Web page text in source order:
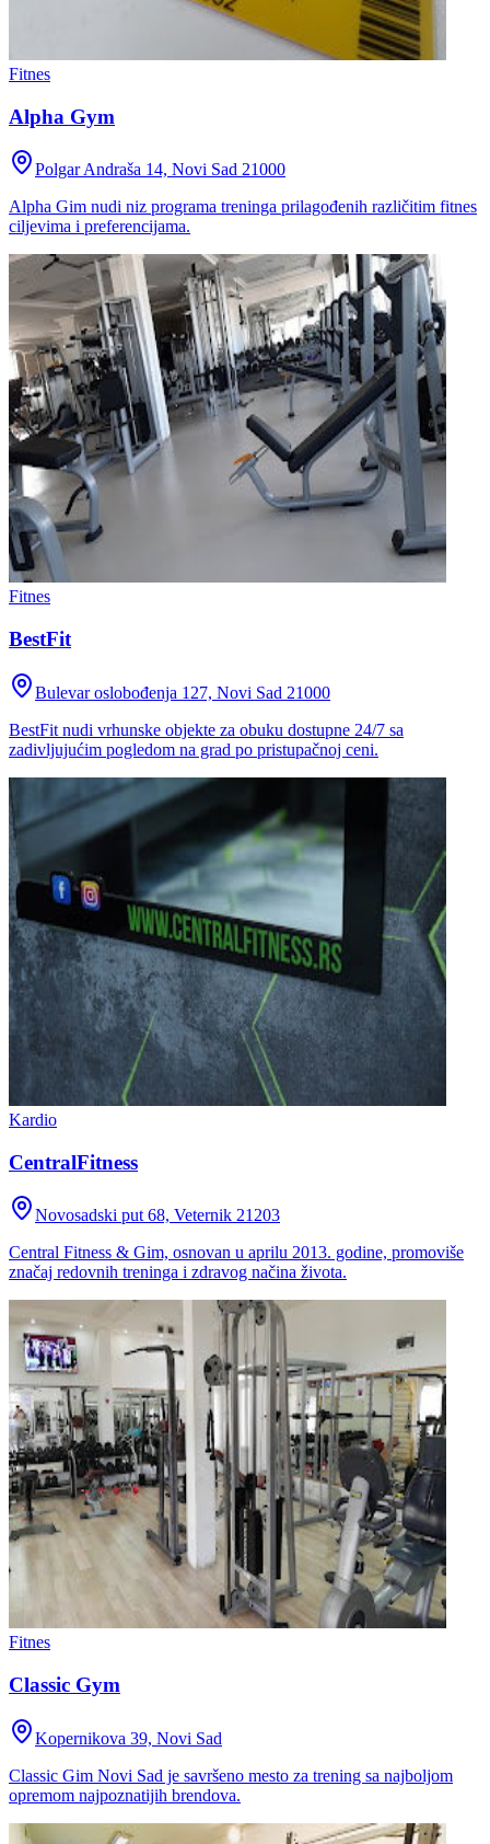
Fitnes
Alpha Gym
Polgar Andraša 14, Novi Sad 21000
Alpha Gim nudi niz programa treninga prilagođenih različitim fitnes
ciljevima i preferencijama.
Fitnes
BestFit
Bulevar oslobođenja 127, Novi Sad 21000
BestFit nudi vrhunske objekte za obuku dostupne 24/7 sa
zadivljujućim pogledom na grad po pristupačnoj ceni.
Kardio
CentralFitness
Novosadski put 68, Veternik 21203
Central Fitness & Gim, osnovan u aprilu 2013. godine, promoviše
značaj redovnih treninga i zdravog načina života.
Fitnes
Classic Gym
Kopernikova 39, Novi Sad
Classic Gim Novi Sad je savršeno mesto za trening sa najboljom
opremom najpoznatijih brendova.